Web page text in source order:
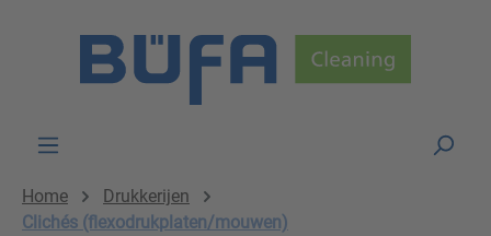
Home
Drukkerijen
Clichés (flexodrukplaten/mouwen)